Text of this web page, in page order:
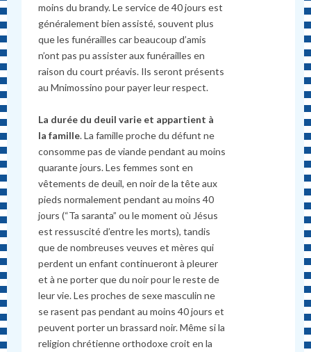
moins du brandy. Le service de 40 jours est
généralement bien assisté, souvent plus
que les funérailles car beaucoup d’amis
n’ont pas pu assister aux funérailles en
raison du court préavis. Ils seront présents
au Mnimossino pour payer leur respect.
La durée du deuil varie et appartient à
la famille. La famille proche du défunt ne
consomme pas de viande pendant au moins
quarante jours. Les femmes sont en
vêtements de deuil, en noir de la tête aux
pieds normalement pendant au moins 40
jours (“Ta saranta” ou le moment où Jésus
est ressuscité d’entre les morts), tandis
que de nombreuses veuves et mères qui
perdent un enfant continueront à pleurer
et à ne porter que du noir pour le reste de
leur vie. Les proches de sexe masculin ne
se rasent pas pendant au moins 40 jours et
peuvent porter un brassard noir. Même si la
religion chrétienne orthodoxe croit en la